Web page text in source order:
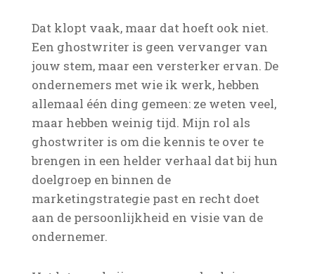
Dat klopt vaak, maar dat hoeft ook niet.
Een ghostwriter is geen vervanger van
jouw stem, maar een versterker ervan. De
ondernemers met wie ik werk, hebben
allemaal één ding gemeen: ze weten veel,
maar hebben weinig tijd. Mijn rol als
ghostwriter is om die kennis te over te
brengen in een helder verhaal dat bij hun
doelgroep en binnen de
marketingstrategie past en recht doet
aan de persoonlijkheid en visie van de
ondernemer.